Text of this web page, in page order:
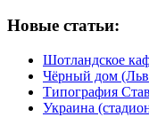
Новые статьи:
Шотландское
Чёрный дом
Типография
Украина